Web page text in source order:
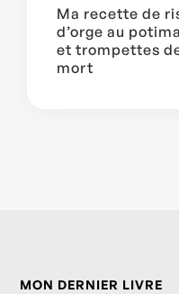
Ma recette de
d’orge au
et trompettes
mort
MON DERNIER LIVRE